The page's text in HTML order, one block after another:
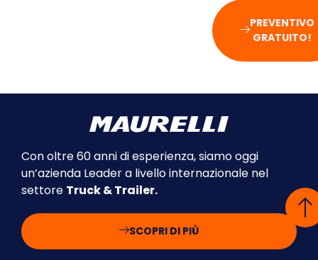
PREVENTIVO
GRATUITO!
Con oltre 60 anni di esperienza, siamo oggi
un’azienda Leader a livello internazionale nel
settore Truck & Trailer.
SCOPRI DI PIÙ